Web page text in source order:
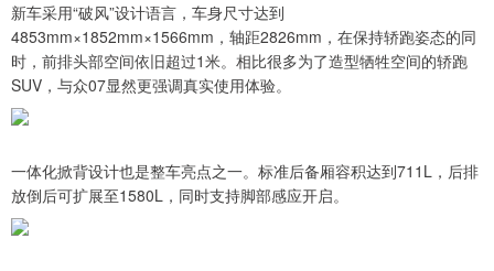
新车采用“破风”设计语言，车身尺寸达到
4853mm×1852mm×1566mm，轴距2826mm，在保持轿跑姿态的同
时，前排头部空间依旧超过1米。相比很多为了造型牺牲空间的轿跑
SUV，与众07显然更强调真实使用体验。
一体化掀背设计也是整车亮点之一。标准后备厢容积达到711L，后排
放倒后可扩展至1580L，同时支持脚部感应开启。